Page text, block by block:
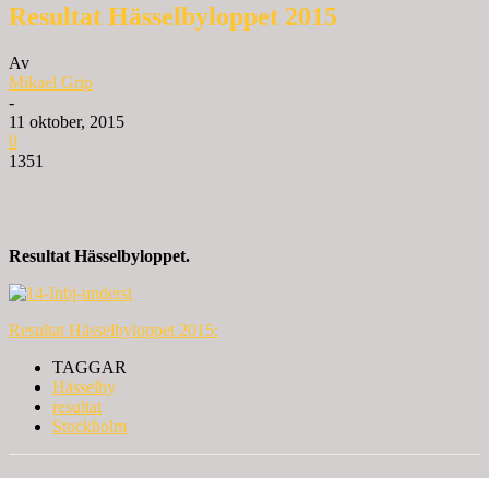
Resultat Hässelbyloppet 2015
Av
Mikael Grip
-
11 oktober, 2015
0
1351
Resultat Hässelbyloppet.
Resultat Hässelbyloppet 2015:
TAGGAR
Hässelby
resultat
Stockholm